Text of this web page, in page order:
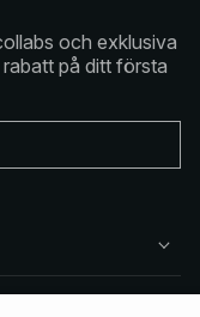
och exklusiva
på ditt första